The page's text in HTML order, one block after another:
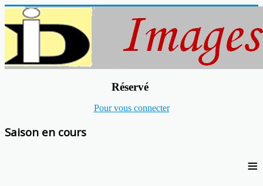
Réservé
Pour vous connecter
Saison en cours
≡